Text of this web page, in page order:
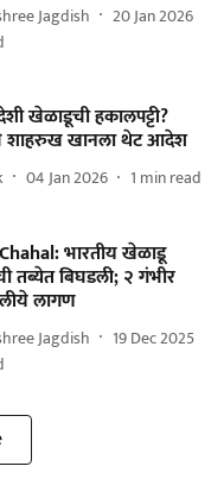
Jagdish
20 Jan 2026
खेळाडूची हकालपट्टी?
शाहरुख खानला थेट आदेश
04 Jan 2026 1 min read
भारतीय खेळाडू
तब्येत बिघडली; २ गंभीर
लागण
Jagdish
19 Dec 2025